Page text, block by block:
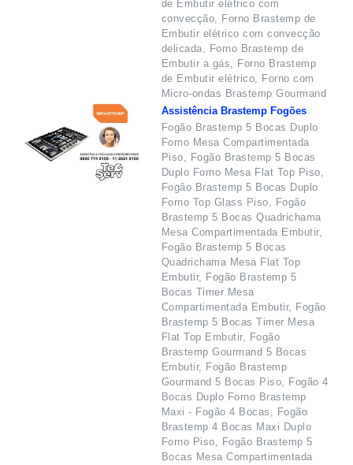
de Embutir elétrico com
convecção, Forno Brastemp de
Embutir elétrico com convecção
delicada, Forno Brastemp de
Embutir a gás, Forno Brastemp
de Embutir elétrico, Forno com
Micro-ondas Brastemp Gourmand
Assistência Brastemp Fogões
Fogão Brastemp 5 Bocas Duplo
Forno Mesa Compartimentada
Piso, Fogão Brastemp 5 Bocas
Duplo Forno Mesa Flat Top Piso,
Fogão Brastemp 5 Bocas Duplo
Forno Top Glass Piso, Fogão
Brastemp 5 Bocas Quadrichama
Mesa Compartimentada Embutir,
Fogão Brastemp 5 Bocas
Quadrichama Mesa Flat Top
Embutir, Fogão Brastemp 5
Bocas Timer Mesa
Compartimentada Embutir, Fogão
Brastemp 5 Bocas Timer Mesa
Flat Top Embutir, Fogão
Brastemp Gourmand 5 Bocas
Embutir, Fogão Brastemp
Gourmand 5 Bocas Piso, Fogão 4
Bocas Duplo Forno Brastemp
Maxi - Fogão 4 Bocas, Fogão
Brastemp 4 Bocas Maxi Duplo
Forno Piso, Fogão Brastemp 5
Bocas Mesa Compartimentada